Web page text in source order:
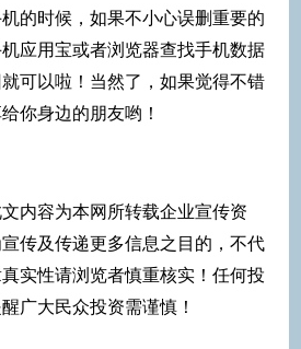
的时候，如果不小心误删重要的
应用宝或者浏览器查找手机数据
可以啦！当然了，如果觉得不错
你身边的朋友哟！
文内容为本网所转载企业宣传资
传及传递更多信息之目的，不代
实性请浏览者慎重核实！任何投
广大民众投资需谨慎！